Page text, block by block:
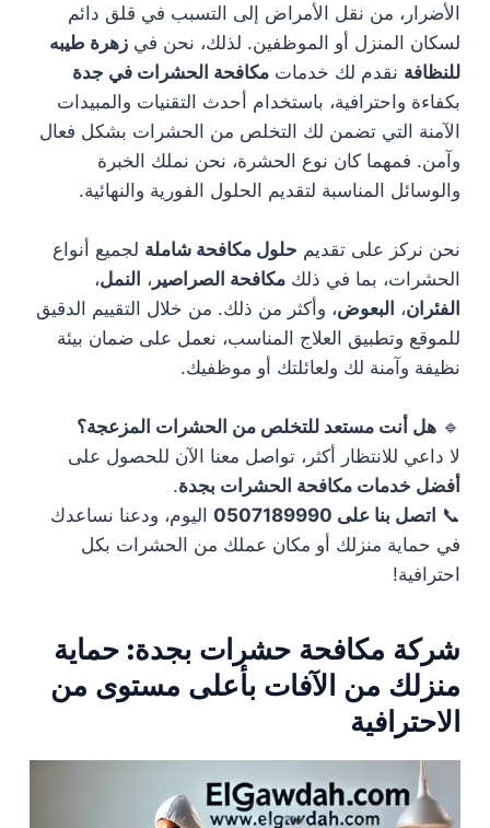
الأضرار، من نقل الأمراض إلى التسبب في قلق دائم
لسكان المنزل أو الموظفين. لذلك، نحن في زهرة طيبه
للنظافة نقدم لك خدمات مكافحة الحشرات في جدة
بكفاءة واحترافية، باستخدام أحدث التقنيات والمبيدات
الآمنة التي تضمن لك التخلص من الحشرات بشكل فعال
وآمن. فمهما كان نوع الحشرة، نحن نملك الخبرة
والوسائل المناسبة لتقديم الحلول الفورية والنهائية.
نحن نركز على تقديم حلول مكافحة شاملة لجميع أنواع
الحشرات، بما في ذلك مكافحة الصراصير ، النمل،
الفئران، البعوض، وأكثر من ذلك. من خلال التقييم الدقيق
للموقع وتطبيق العلاج المناسب، نعمل على ضمان بيئة
نظيفة وآمنة لك ولعائلتك أو موظفيك.
🔹 هل أنت مستعد للتخلص من الحشرات المزعجة؟
لا داعي للانتظار أكثر، تواصل معنا الآن للحصول على
أفضل خدمات مكافحة الحشرات بجدة.
📞 اتصل بنا على 0507189990
اليوم، ودعنا نساعدك
في حماية منزلك أو مكان عملك من الحشرات بكل
احترافية!
شركة مكافحة حشرات بجدة: حماية
منزلك من الآفات بأعلى مستوى من
الاحترافية